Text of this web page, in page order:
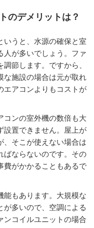
のデメリットは？
いうと、水源の確保と室
人が多いでしょう。ファ
節します。ですから、
な施設の場合は元が取れ
エアコンよりもコストが
コンの室外機の数倍も大
設置できません。屋上が
、そこが使えない場合は
ばならないのです。その
費がかかることもあるで
能もあります。大規模な
が多いので、空調による
ンコイルユニットの場合